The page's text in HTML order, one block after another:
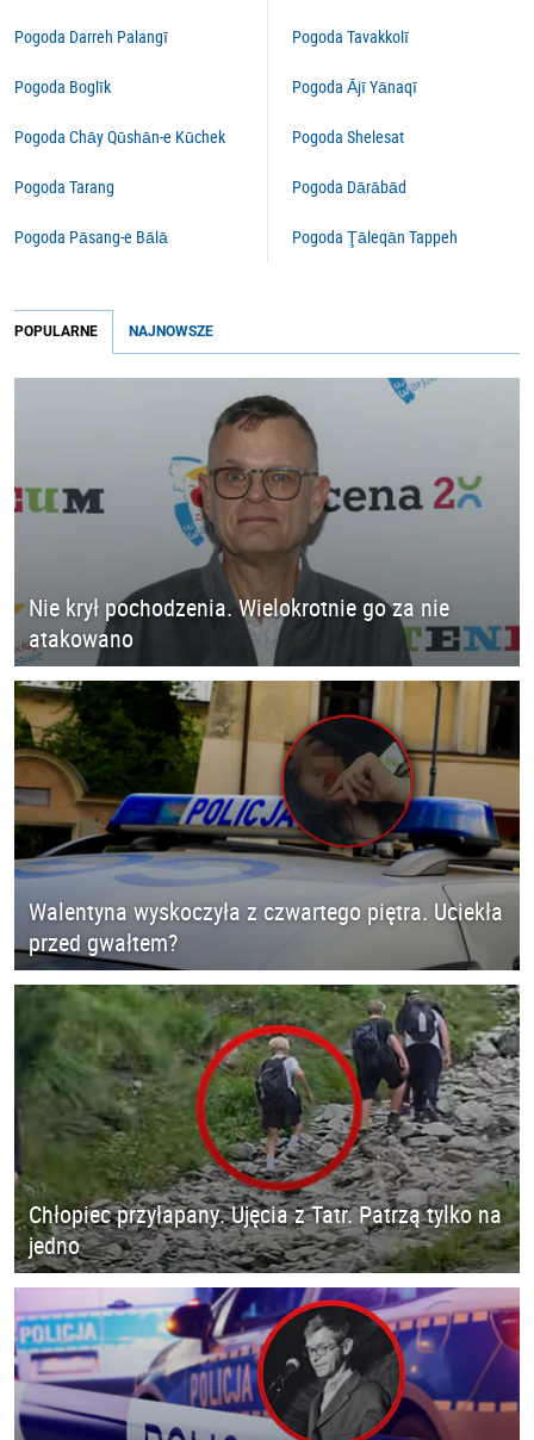
Pogoda Darreh Palangī
Pogoda Boglīk
Pogoda Chāy Qūshān-e Kūchek
Pogoda Tarang
Pogoda Pāsang-e Bālā
Pogoda Tavakkolī
Pogoda Ājī Yānaqī
Pogoda Shelesat
Pogoda Dārābād
Pogoda Ţāleqān Tappeh
POPULARNE NAJNOWSZE
Nie krył pochodzenia. Wielokrotnie go za nie
atakowano
Walentyna wyskoczyła z czwartego piętra. Uciekła
przed gwałtem?
Chłopiec przyłapany. Ujęcia z Tatr. Patrzą tylko na
jedno